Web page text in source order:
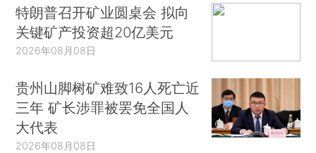
特朗普召开矿业圆桌会 拟向
关键矿产投资超20亿美元
2026年08月08日
贵州山脚树矿难致16人死亡近
三年 矿长涉罪被罢免全国人
大代表
2026年08月08日